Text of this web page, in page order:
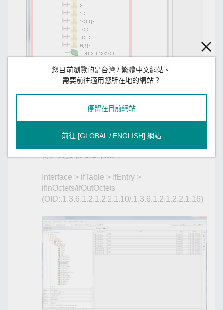
您可使用 RFC1213 MIB 來取得在網路介面上傳送/
接收的流量、連接狀態、以及連接的 IP 位址。
傳送與接收 OID 位於：
Interface > ifTable > ifEntry >
ifInOctets/ifOutOctets
(OID:.1.3.6.1.2.1.2.2.1.10/.1.3.6.1.2.1.2.2.1.16)
您目前瀏覽的是台灣 / 繁體中文網站。
需要前往適用您所在地的網站？
停留在目前網站
前往 [GLOBAL / ENGLISH] 網站